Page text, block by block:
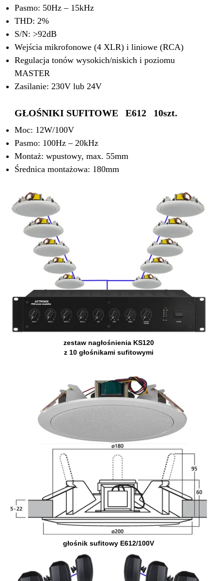
Pasmo: 50Hz – 15kHz
THD: 2%
S/N: >92dB
Wejścia mikrofonowe (4 XLR) i liniowe (RCA)
Regulacja tonów wysokich/niskich i poziomu
MASTER
Zasilanie: 230V lub 24V
GŁOŚNIKI SUFITOWE E612 10szt.
Moc: 12W/100V
Pasmo: 100Hz – 20kHz
Montaż: wpustowy, max. 55mm
Średnica montażowa: 180mm
zestaw nagłośnienia KS120
z 10 głośnikami sufitowymi
głośnik sufitowy E612/100V